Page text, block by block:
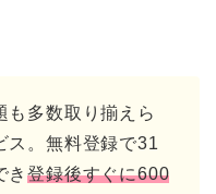
も多数取り揃えら
ス。無料登録で31
き登録後すぐに600